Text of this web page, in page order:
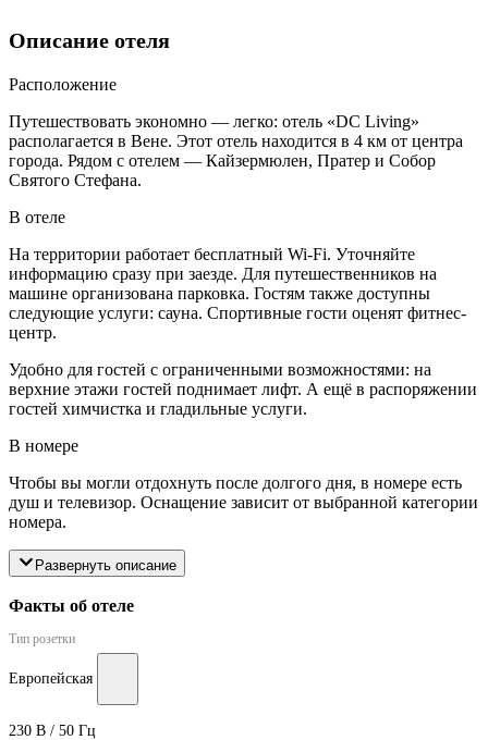
Описание отеля
Расположение
Путешествовать экономно — легко: отель «DC Living»
располагается в Вене. Этот отель находится в 4 км от центра
города. Рядом с отелем — Кайзермюлен, Пратер и Собор
Святого Стефана.
В отеле
На территории работает бесплатный Wi-Fi. Уточняйте
информацию сразу при заезде. Для путешественников на
машине организована парковка. Гостям также доступны
следующие услуги: сауна. Спортивные гости оценят фитнес-
центр.
Удобно для гостей с ограниченными возможностями: на
верхние этажи гостей поднимает лифт. А ещё в распоряжении
гостей химчистка и гладильные услуги.
В номере
Чтобы вы могли отдохнуть после долгого дня, в номере есть
душ и телевизор. Оснащение зависит от выбранной категории
номера.
Развернуть описание
Факты об отеле
Тип розетки
Европейская
230 В / 50 Гц